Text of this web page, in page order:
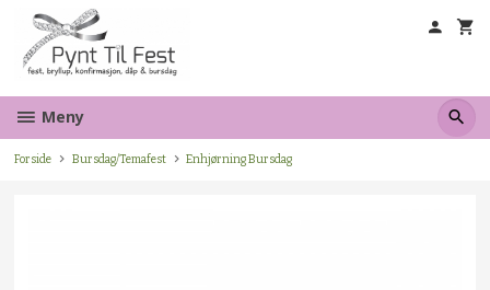
innholdet
Meny
Forside Bursdag/Temafest Enhjørning Bursdag